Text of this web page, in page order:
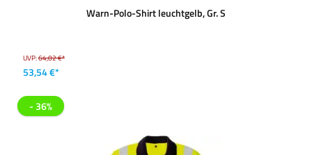
Warn-Polo-Shirt leuchtgelb, Gr. S
UVP:64,02 €*
53,54 €*
- 36%